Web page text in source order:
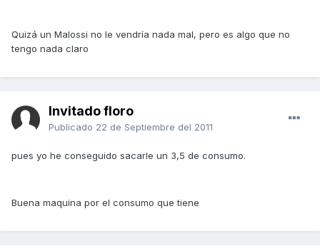
Quizá un Malossi no le vendría nada mal, pero es algo que no
tengo nada claro
Invitado floro
Publicado 22 de Septiembre del 2011
pues yo he conseguido sacarle un 3,5 de consumo.
Buena maquina por el consumo que tiene